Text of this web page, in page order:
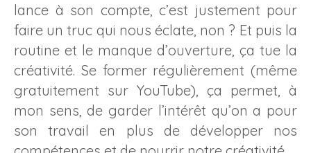
lance à son compte, c’est justement pour
faire un truc qui nous éclate, non ? Et puis la
routine et le manque d’ouverture, ça tue la
créativité. Se former régulièrement (même
gratuitement sur YouTube), ça permet, à
mon sens, de garder l’intérêt qu’on a pour
son travail en plus de développer nos